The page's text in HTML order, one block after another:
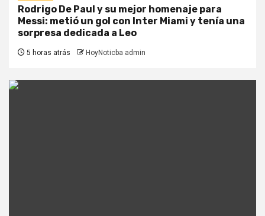
Rodrigo De Paul y su mejor homenaje para
Messi: metió un gol con Inter Miami y tenía una
sorpresa dedicada a Leo
5 horas atrás HoyNoticba admin